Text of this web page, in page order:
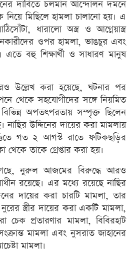
দাবিতে চলমান আন্দোলন দমনে
নিয়ে মিছিলে হামলা চালানো হয়। এ
ধারালো অস্ত্র ও আগ্নেয়াস্ত্র
ওপর হামলা, ভাঙচুর এবং
এতে বহু শিক্ষার্থী ও সাধারণ মানুষ
উল্লেখ করা হয়েছে, ঘটনার পর
সহযোগীদের সঙ্গে নিয়মিত
অপতৎপরতায় সম্পৃক্ত ছিলেন
নাছির উদ্দিনের দায়ের করা মামলায়
গত ২ আগস্ট রাতে ফটিকছড়ির
থেকে তাকে গ্রেপ্তার করা হয়।
গেছে, নুরুল আজমের বিরুদ্ধে আরও
রয়েছে। এর মধ্যে রয়েছে নাছির
দায়ের করা চারটি মামলা, তার
স্ত্রীর দায়ের করা একটি মামলা,
চেক প্রতারণার মামলা, বিবিরহাট
মামলা এবং নুসরাত জাহানের
মামলা।